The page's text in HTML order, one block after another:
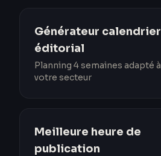
Générateur calendrier
éditorial
Planning 4 semaines adapté à
votre secteur
Meilleure heure de
publication